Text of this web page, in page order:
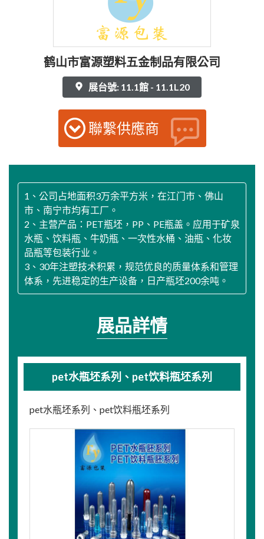
鹤山市富源塑料五金制品有限公司
展台號: 11.1館 - 11.1L20
聯繫供應商
1、公司占地面积3万余平方米，在江门市、佛山
市、南宁市均有工厂。
2、主营产品：PET瓶坯，PP、PE瓶盖。应用于矿泉
水瓶、饮料瓶、牛奶瓶、一次性水桶、油瓶、化妆
品瓶等包装行业。
3、30年注塑技术积累，规范优良的质量体系和管理
体系，先进稳定的生产设备，日产瓶坯200余吨。
展品詳情
pet水瓶坯系列、pet饮料瓶坯系列
pet水瓶坯系列、pet饮料瓶坯系列